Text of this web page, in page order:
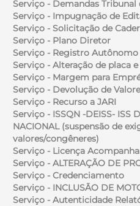
Serviço - Demandas Tribunal
Serviço - Impugnação de
Serviço - Solicitação de
Serviço - Plano Diretor
Serviço - Registro Autônomo
Serviço - Alteração de placa
Serviço - Margem para
Serviço - Devolução de
Serviço - Recurso a JARI
Serviço - ISSQN -DEISS- ISS
NACIONAL (suspensão de
valores/congêneres)
Serviço - Licença
Serviço - ALTERAÇÃO DE
Serviço - Credenciamento
Serviço - INCLUSÃO DE
Serviço - Autenticidade